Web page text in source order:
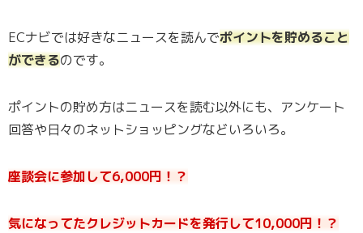
ECナビでは好きなニュースを読んでポイントを貯めること
ができるのです。
ポイントの貯め方はニュースを読む以外にも、アンケート
回答や日々のネットショッピングなどいろいろ。
座談会に参加して6,000円！？
気になってたクレジットカードを発行して10,000円！？